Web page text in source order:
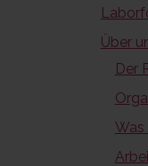
Über
Der
Was